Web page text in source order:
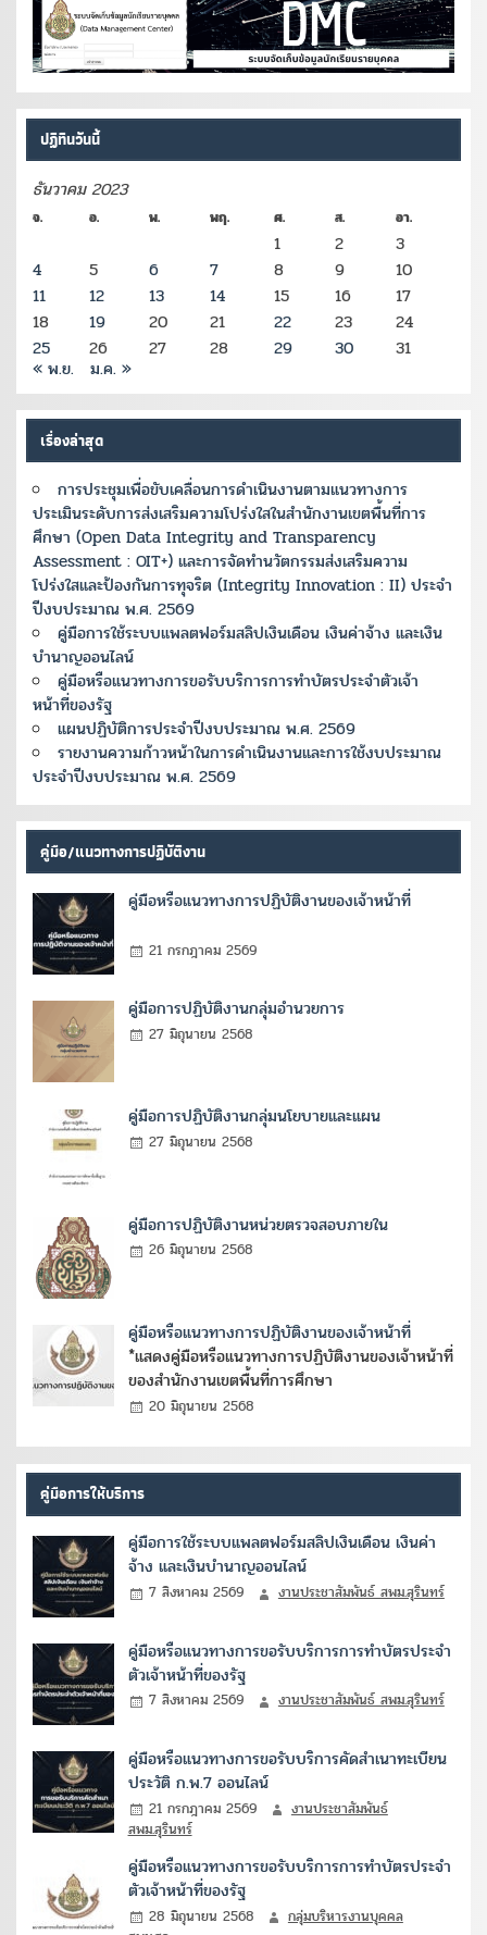
ปฏิทินวันนี้
ธันวาคม 2023
จ. อ. พ. พฤ. ศ. ส. อา.
1 2
3
4
5 6 7 8 9
10
11
12 13 14 15 16
17
18
19 20 21 22 23
24
25
26 27 28 29 30 31
« พ.ย. ม.ค. »
เรื่องล่าสุด
การประชุมเพื่อขับเคลื่อนการดำเนินงานตามแนวทางการ
ประเมินระดับการส่งเสริมความโปร่งใสในสำนักงานเขตพื้นที่การ
ศึกษา (Open Data Integrity and Transparency
Assessment : OIT+) และการจัดทำนวัตกรรมส่งเสริมความ
โปร่งใสและป้องกันการทุจริต (Integrity Innovation : II) ประจำ
ปีงบประมาณ พ.ศ. 2569
คู่มือการใช้ระบบแพลตฟอร์มสลิปเงินเดือน เงินค่าจ้าง และเงิน
บำนาญออนไลน์
คู่มือหรือแนวทางการขอรับบริการการทำบัตรประจำตัวเจ้า
หน้าที่ของรัฐ
แผนปฏิบัติการประจำปีงบประมาณ พ.ศ. 2569
รายงานความก้าวหน้าในการดำเนินงานและการใช้งบประมาณ
ประจำปีงบประมาณ พ.ศ. 2569
คู่มือ/แนวทางการปฏิบัติงาน
คู่มือหรือแนวทางการปฏิบัติงานของเจ้าหน้าที่
21 กรกฎาคม 2569
คู่มือการปฏิบัติงานกลุ่มอำนวยการ
27 มิถุนายน 2568
คู่มือการปฏิบัติงานกลุ่มนโยบายและแผน
27 มิถุนายน 2568
คู่มือการปฏิบัติงานหน่วยตรวจสอบภายใน
26 มิถุนายน 2568
คู่มือหรือแนวทางการปฏิบัติงานของเจ้าหน้าที่
*แสดงคู่มือหรือแนวทางการปฏิบัติงานของเจ้าหน้าที่
ของสำนักงานเขตพื้นที่การศึกษา
20 มิถุนายน 2568
คู่มือการให้บริการ
คู่มือการใช้ระบบแพลตฟอร์มสลิปเงินเดือน เงินค่า
จ้าง และเงินบำนาญออนไลน์
7 สิงหาคม 2569 งานประชาสัมพันธ์ สพม.สุรินทร์
คู่มือหรือแนวทางการขอรับบริการการทำบัตรประจำ
ตัวเจ้าหน้าที่ของรัฐ
7 สิงหาคม 2569 งานประชาสัมพันธ์ สพม.สุรินทร์
คู่มือหรือแนวทางการขอรับบริการคัดสำเนาทะเบียน
ประวัติ ก.พ.7 ออนไลน์
21 กรกฎาคม 2569
งานประชาสัมพันธ์
สพม.สุรินทร์
คู่มือหรือแนวทางการขอรับบริการการทำบัตรประจำ
ตัวเจ้าหน้าที่ของรัฐ
28 มิถุนายน 2568
กลุ่มบริหารงานบุคคล